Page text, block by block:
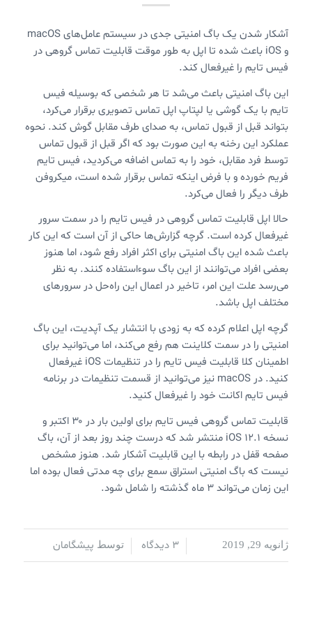
آشکار شدن یک باگ امنیتی جدی در سیستم عامل‌های macOS
و iOS باعث شده تا اپل به طور موقت قابلیت تماس گروهی در
فیس تایم را غیرفعال کند.
این باگ امنیتی باعث می‌شد تا هر شخصی که بوسیله فیس
تایم با یک گوشی یا لپتاپ اپل تماس تصویری برقرار می‌کرد،
بتواند قبل از قبول تماس، به صدای طرف مقابل گوش کند. نحوه
عملکرد این رخنه به این صورت بود که اگر قبل از قبول تماس
توسط فرد مقابل، خود را به تماس اضافه می‌کردید، فیس تایم
فریم خورده و با فرض اینکه تماس برقرار شده است، میکروفن
طرف دیگر را فعال می‌کرد.
حالا اپل قابلیت تماس گروهی در فیس تایم را در سمت سرور
غیرفعال کرده است. گرچه گزارش‌ها حاکی از آن است که این کار
باعث شده این باگ امنیتی برای اکثر افراد رفع شود، اما هنوز
بعضی افراد می‌توانند از این باگ سوءاستفاده کنند. به نظر
می‌رسد علت این امر، تاخیر در اعمال این راه‌حل در سرورهای
مختلف اپل باشد.
گرچه اپل اعلام کرده که به زودی با انتشار یک آپدیت، این باگ
امنیتی را در سمت کلاینت هم رفع می‌کند، اما می‌توانید برای
اطمینان کلا قابلیت فیس تایم را در تنظیمات iOS غیرفعال
کنید. در macOS نیز می‌توانید از قسمت تنظیمات در برنامه
فیس تایم اکانت خود را غیرفعال کنید.
قابلیت تماس گروهی فیس تایم برای اولین بار در ۳۰ اکتبر و
نسخه ۱۲.۱ iOS منتشر شد که درست چند روز بعد از آن، باگ
صفحه قفل در رابطه با این قابلیت آشکار شد. هنوز مشخص
نیست که باگ امنیتی استراق سمع برای چه مدتی فعال بوده اما
این زمان می‌تواند ۳ ماه گذشته را شامل شود.
ژانویه 29, 2019 / 3 دیدگاه
/ توسط پیشگامان